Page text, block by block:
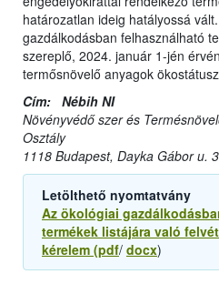
határozatlan ideig hatályossá
gazdálkodásban felhasználható
szereplő, 2024. január 1-jén
termősnövelő anyagok
Cím: Nébih NI
Növényvédő szer és
Osztály
1118 Budapest, Dayka Gábor u.
Letölthető nyomtatvány
Az ökológiai
termékek listájára való
kérelem (pdf/ docx)